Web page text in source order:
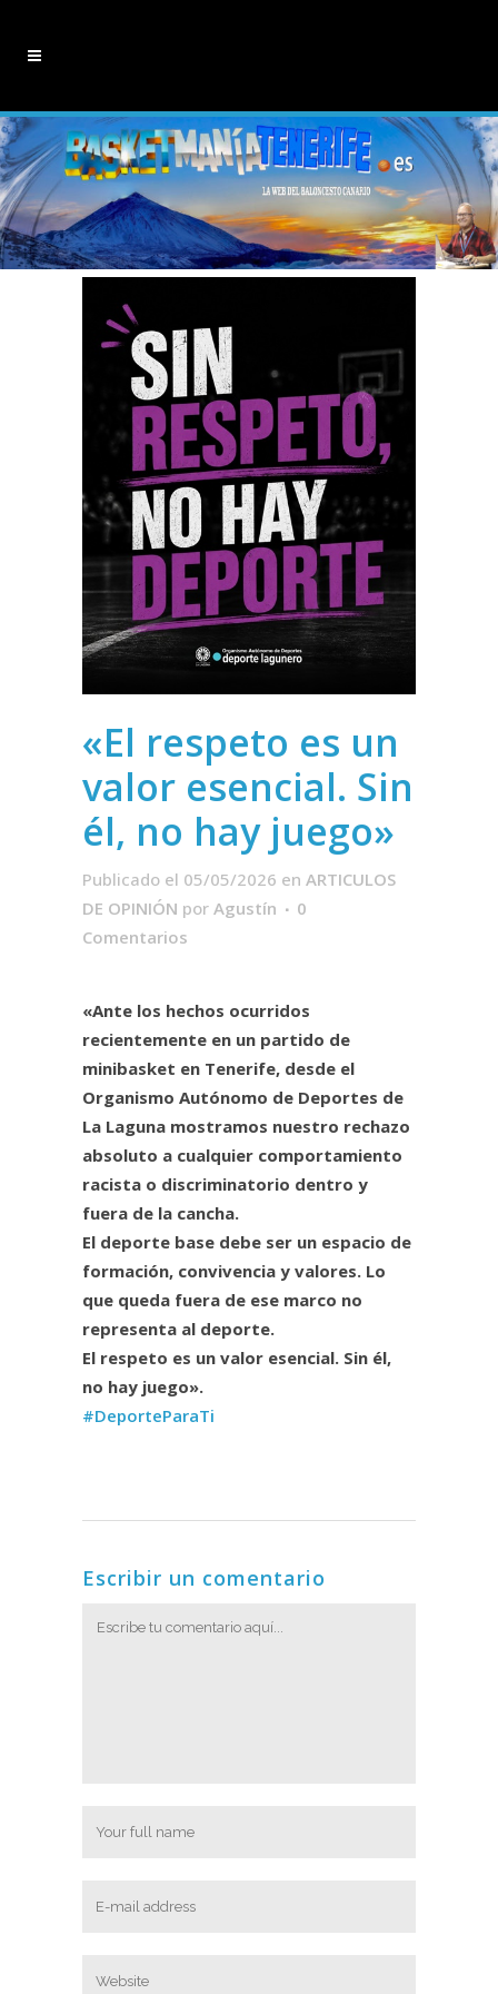
«El respeto es un
valor esencial. Sin
él, no hay juego»
Publicado el 05/05/2026 en ARTICULOS
DE OPINIÓN por Agustín
0
Comentarios
«Ante los hechos ocurridos
recientemente en un partido de
minibasket en Tenerife, desde el
Organismo Autónomo de Deportes de
La Laguna mostramos nuestro rechazo
absoluto a cualquier comportamiento
racista o discriminatorio dentro y
fuera de la cancha.
El deporte base debe ser un espacio de
formación, convivencia y valores. Lo
que queda fuera de ese marco no
representa al deporte.
El respeto es un valor esencial. Sin él,
no hay juego».
#DeporteParaTi
Escribir un comentario